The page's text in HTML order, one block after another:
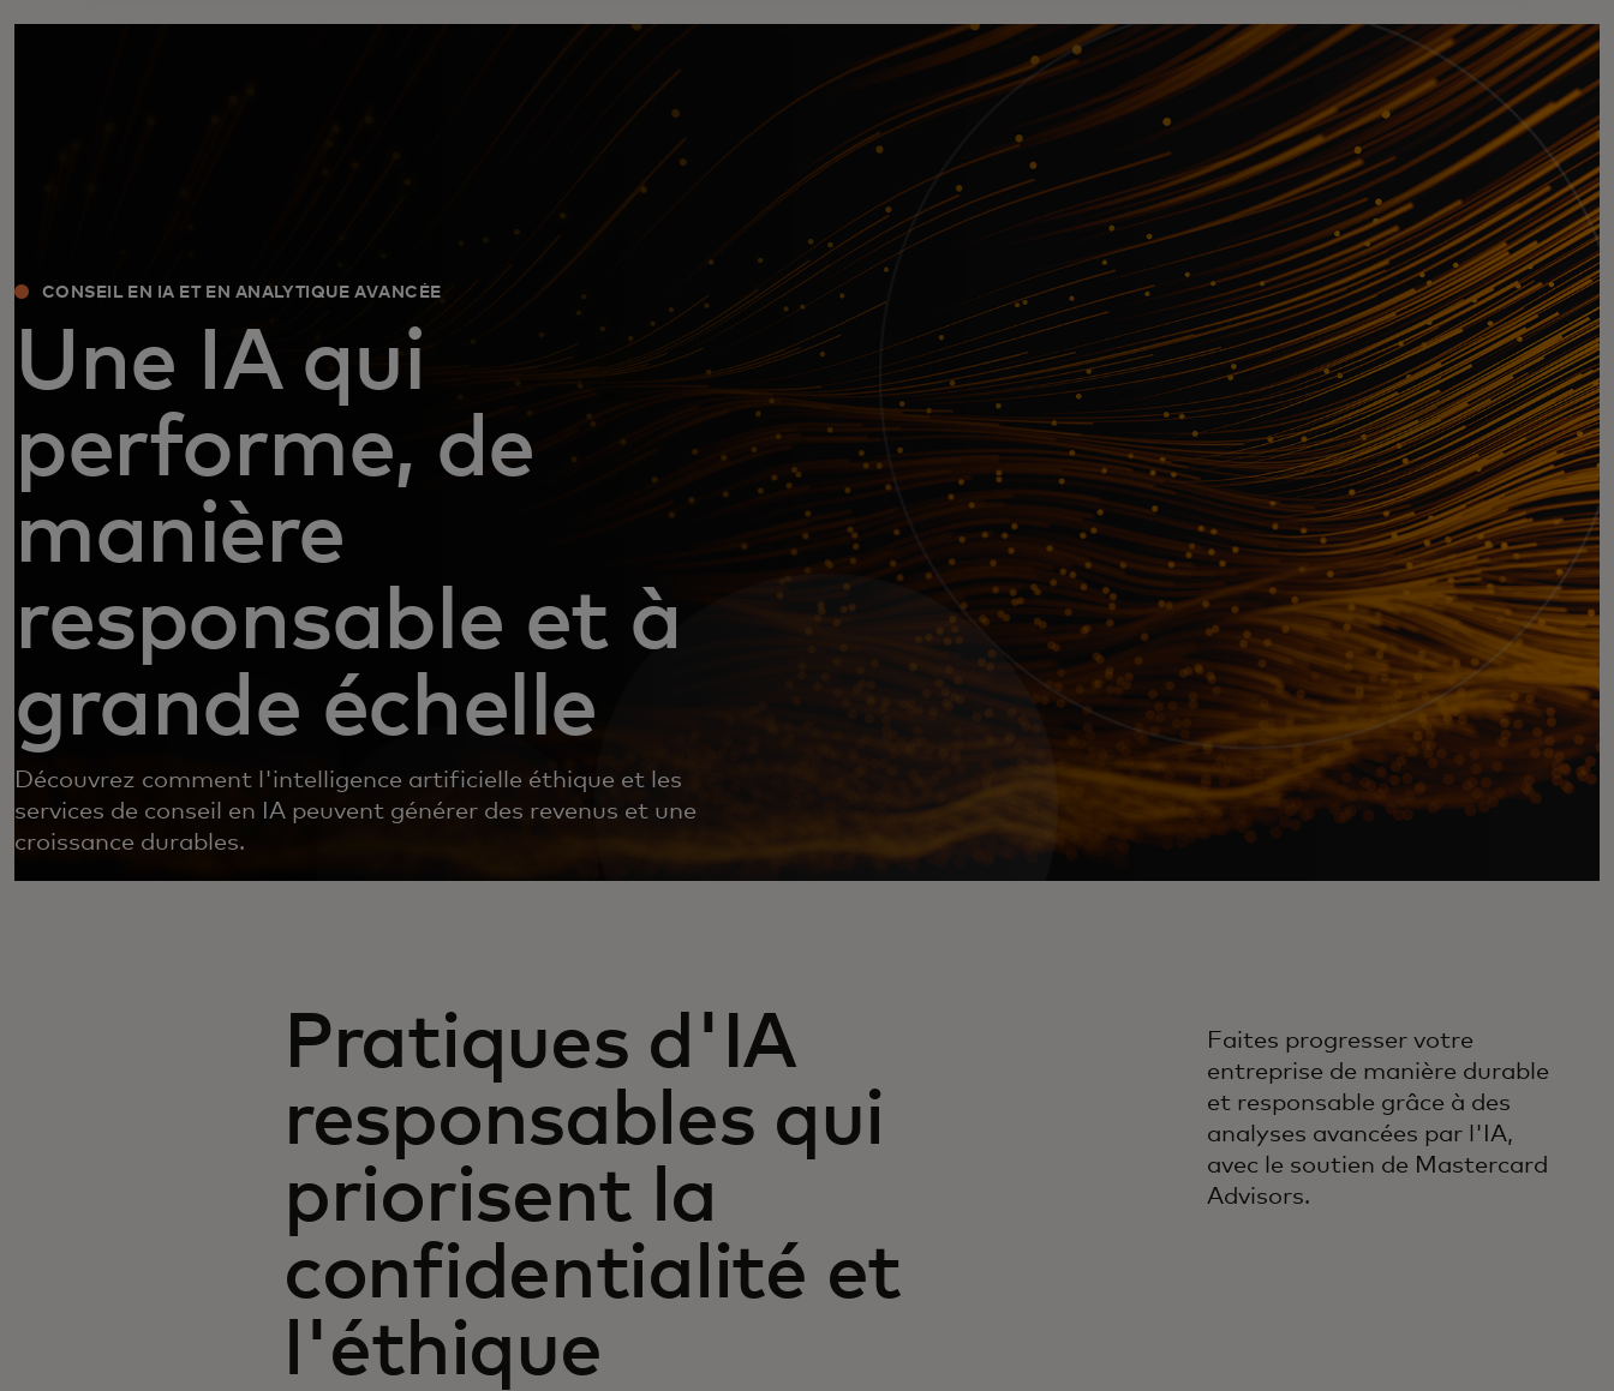
CONSEIL EN IA ET EN ANALYTIQUE AVANCÉE
Une IA qui
performe, de
manière
responsable et à
grande échelle
Découvrez comment l'intelligence artificielle éthique et les
services de conseil en IA peuvent générer des revenus et une
croissance durables.
Pratiques d'IA
responsables qui
priorisent la
confidentialité et
l'éthique
Faites progresser votre
entreprise de manière durable
et responsable grâce à des
analyses avancées par l'IA,
avec le soutien de Mastercard
Advisors.